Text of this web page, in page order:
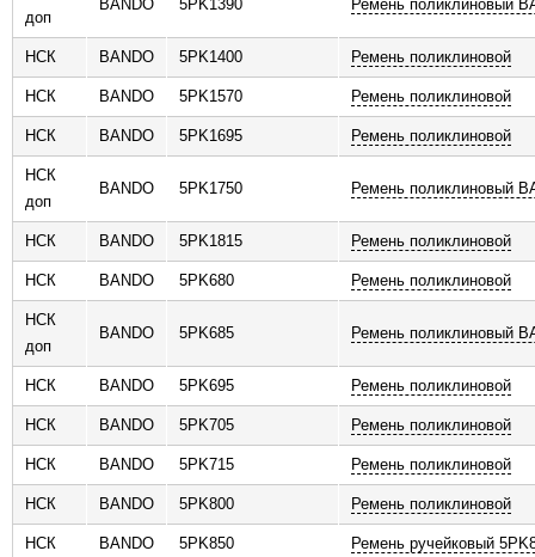
доп
BANDO 5PK1390 Ремень поликлиновый
НСК BANDO 5PK1400 Ремень поликлиновой
НСК BANDO 5PK1570 Ремень поликлиновой
НСК BANDO 5PK1695 Ремень поликлиновой
НСК
доп
BANDO 5PK1750 Ремень поликлиновый
НСК BANDO 5PK1815 Ремень поликлиновой
НСК BANDO 5PK680 Ремень поликлиновой
НСК
доп
BANDO 5PK685 Ремень поликлиновый
НСК BANDO 5PK695 Ремень поликлиновой
НСК BANDO 5PK705 Ремень поликлиновой
НСК BANDO 5PK715 Ремень поликлиновой
НСК BANDO 5PK800 Ремень поликлиновой
НСК BANDO 5PK850 Ремень ручейковый